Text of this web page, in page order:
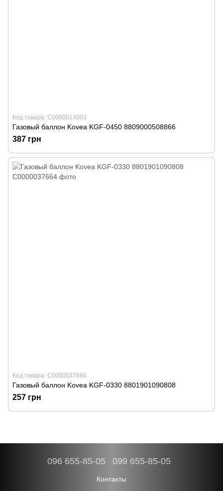
Код товара: С0000014003
Газовый баллон Kovea KGF-0450 8809000508866
387 грн
Код товара: С0000037664
Газовый баллон Kovea KGF-0330 8801901090808
257 грн
096 655-85-05 099 655-85-05
Контакты